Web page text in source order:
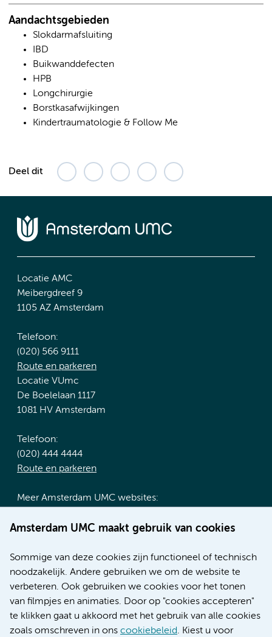
Aandachtsgebieden
Slokdarmafsluiting
IBD
Buikwanddefecten
HPB
Longchirurgie
Borstkasafwijkingen
Kindertraumatologie & Follow Me
Deel dit
Amsterdam UMC maakt gebruik van cookies
Sommige van deze cookies zijn functioneel of technisch
noodzakelijk. Andere gebruiken we om de website te
verbeteren. Ook gebruiken we cookies voor het tonen
van filmpjes en animaties. Door op "cookies accepteren"
te klikken gaat u akkoord met het gebruik van alle cookies
zoals omschreven in ons cookiebeleid. Kiest u voor
Locatie AMC
Meibergdreef 9
1105 AZ Amsterdam
Telefoon:
(020) 566 9111
Route en parkeren
Locatie VUmc
De Boelelaan 1117
1081 HV Amsterdam
Telefoon:
(020) 444 4444
Route en parkeren
Meer Amsterdam UMC websites:
Werken bij Amsterdam UMC
Nieuws
Research
Educatie locatie AMC
Educatie locatie VUmc